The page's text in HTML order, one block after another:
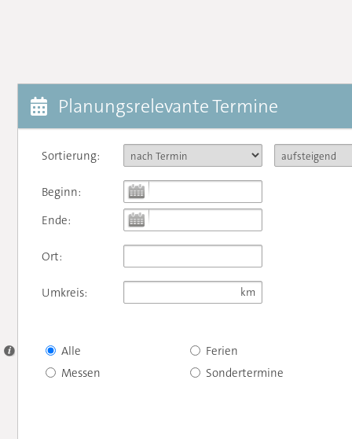
Planungsrelevante Termine
Sortierung:
Beginn:
Ende:
Ort:
Umkreis:
Alle
Messen
Ferien
Sondertermine